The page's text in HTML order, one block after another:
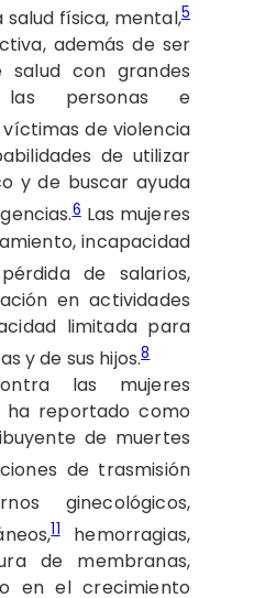
física, mental,5
además de ser
con grandes
personas e
de violencia
de utilizar
y de buscar ayuda
6Las mujeres
incapacidad
de salarios,
en actividades
limitada para
y de sus hijos.8
las mujeres
ha reportado como
de muertes
de trasmisión
ginecológicos,
11hemorragias,
de membranas,
en el crecimiento